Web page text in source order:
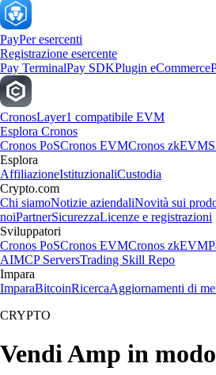
PayPer esercenti
Registrazione esercente
Pay TerminalPay SDKPlugin eCommerce
CronosLayer1 compatibile EVM
Esplora Cronos
Cronos PoSCronos EVMCronos zkEVM
Esplora
AffiliazioneIstituzionaliCustodia
Crypto.com
Chi siamoNotizie aziendaliNovità sui
noiPartnerSicurezzaLicenze e registrazioni
Sviluppatori
Cronos PoSCronos EVMCronos zkEVM
AIMCP ServersTrading Skill Repo
Impara
ImparaBitcoinRicercaAggiornamenti di
CRYPTO
Vendi Amp in